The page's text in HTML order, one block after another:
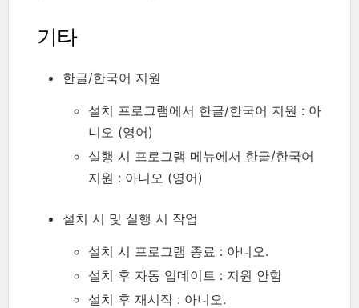
기타
한글/한국어 지원
설치 프로그램에서 한글/한국어 지원 : 아
니오 (영어)
실행 시 프로그램 메뉴에서 한글/한국어
지원 : 아니오 (영어)
설치 시 및 실행 시 작업
설치 시 프로그램 종료 : 아니오.
설치 후 자동 업데이트 : 지원 안함
설치 후 재시작 : 아니오.